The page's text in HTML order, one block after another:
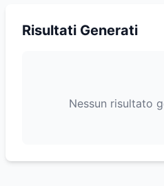
Risultati Generati
Nessun risultato